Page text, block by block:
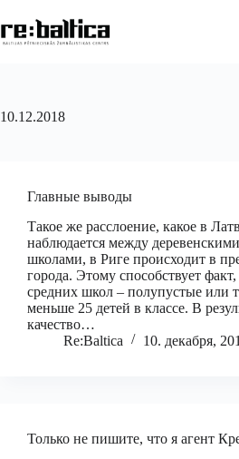
к
сути
10.12.2018
Главные выводы
Такое же расслоение, какое в
наблюдается между
школами, в Риге происходит в
города. Этому способствует
средних школ – полупустые или
меньше 25 детей в классе. В
качество…
Re:Baltica
10. декабря,
Только не пишите, что я агент